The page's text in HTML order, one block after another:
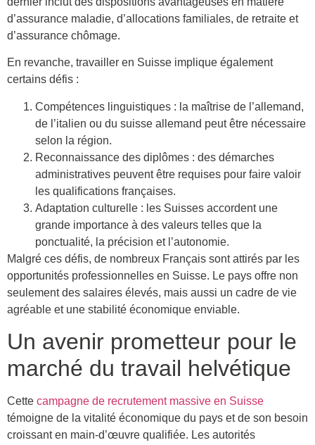
d’assurance maladie, d’allocations familiales, de retraite et
d’assurance chômage.
En revanche, travailler en Suisse implique également
certains défis :
Compétences linguistiques : la maîtrise de l’allemand,
de l’italien ou du suisse allemand peut être nécessaire
selon la région.
Reconnaissance des diplômes : des démarches
administratives peuvent être requises pour faire valoir
les qualifications françaises.
Adaptation culturelle : les Suisses accordent une
grande importance à des valeurs telles que la
ponctualité, la précision et l’autonomie.
Malgré ces défis, de nombreux Français sont attirés par les
opportunités professionnelles en Suisse. Le pays offre non
seulement des salaires élevés, mais aussi un cadre de vie
agréable et une stabilité économique enviable.
Un avenir prometteur pour le
marché du travail helvétique
Cette campagne de recrutement massive en Suisse
témoigne de la vitalité économique du pays et de son besoin
croissant en main-d’œuvre qualifiée. Les autorités